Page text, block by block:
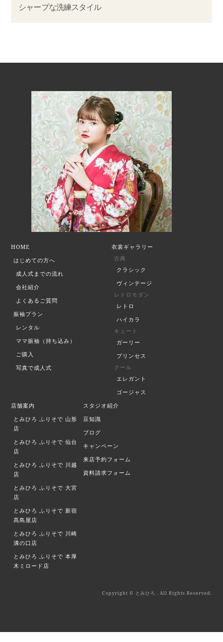
シャープな洗練スタイル
HOME
はじめての方へ
成人式までの流れ
会社紹介
よくあるご質問
振袖プラン
レンタル
ママ振袖（持ち込み）
ご購入
写真で成人式
衣裳ギャラリー
古典
クラシック
ヴィンテージ
レトロモダン
レトロ
ハイカラ
キュート
ガーリー
プリンセス
クール
エレガント
ゴージャス
店舗案内
とみひろ ふりそで 山形
店
とみひろ ふりそで仙台
店
とみひろ ふりそで 川越
店
とみひろ ふりそで大宮
店
とみひろ ふりそで 新宿
髙島屋店
とみひろ ふりそで 川崎
溝の口店
とみひろ ふりそで本厚
木ミロード店
スタジオ紹介
豆知識
ブログ
キャンペーン
来店予約フォーム
資料請求フォーム
Copyright © とみひろ . All Rights Reserved.